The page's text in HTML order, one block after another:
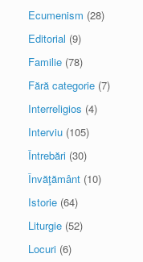
Ecumenism (28)
Editorial (9)
Familie (78)
Fără categorie (7)
Interreligios (4)
Interviu (105)
Întrebări (30)
Învăţământ (10)
Istorie (64)
Liturgie (52)
Locuri (6)